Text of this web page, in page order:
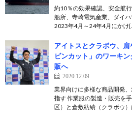
約10％の効果確認、安全航
船所、寺崎電気産業、ダイ
2023年4月～24年4月にかけ
アイトスとクラボウ、
ビンカット」のワーキ
販へ
2020.12.09
業界向けに多様な商品開発
指す 作業服の製造・販売を
区）と倉敷紡績（クラボウ